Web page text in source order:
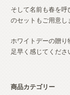
そして名前も春を
のセットもご用意し
ホワイトデーの贈り
足早く感じてくださ
商品カテゴリー